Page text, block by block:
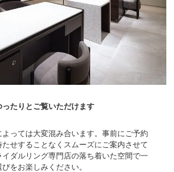
たりとご覧いただけます
よっては大変混み合います。事前にご予約
せすることなくスムーズにご案内させて
ダルリング専門店の落ち着いた空間で一
をお楽しみください。